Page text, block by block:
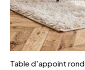
Table d'appoint